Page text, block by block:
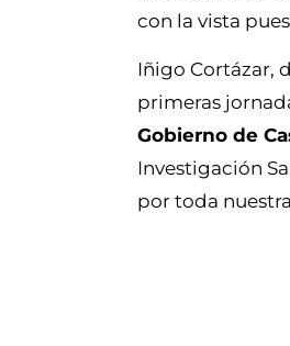
con la vista
Iñigo Cortázar,
primeras
Gobierno de
Investigación
por toda